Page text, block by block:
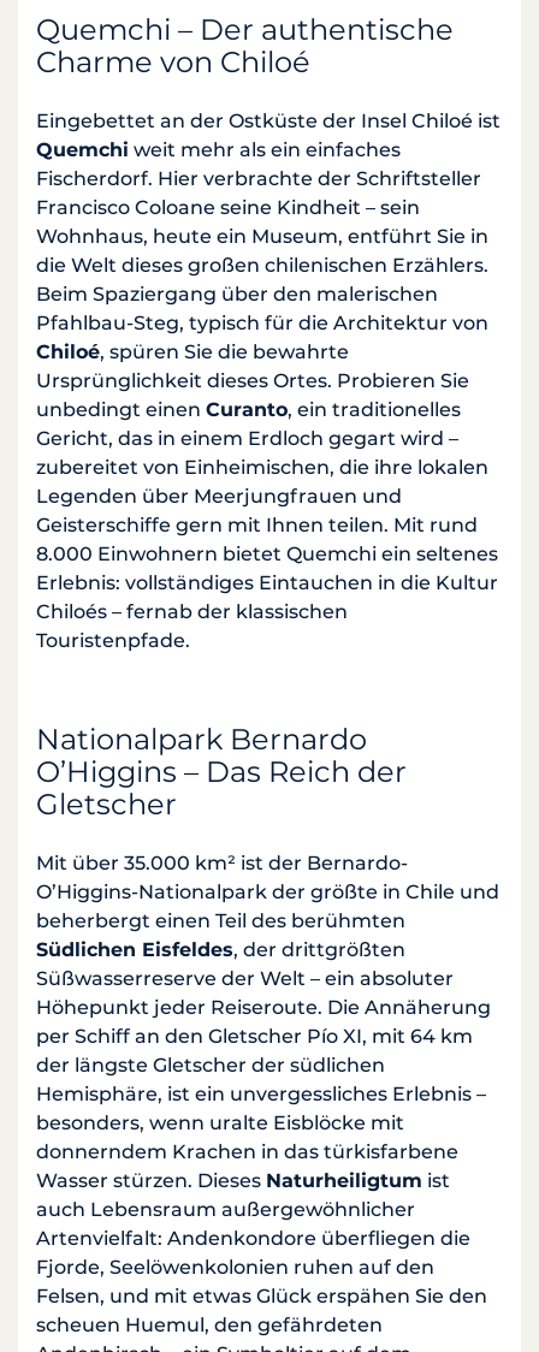
Quemchi – Der authentische
Charme von Chiloé
Eingebettet an der Ostküste der Insel Chiloé ist
Quemchi weit mehr als ein einfaches
Fischerdorf. Hier verbrachte der Schriftsteller
Francisco Coloane seine Kindheit – sein
Wohnhaus, heute ein Museum, entführt Sie in
die Welt dieses großen chilenischen Erzählers.
Beim Spaziergang über den malerischen
Pfahlbau-Steg, typisch für die Architektur von
Chiloé, spüren Sie die bewahrte
Ursprünglichkeit dieses Ortes. Probieren Sie
unbedingt einen Curanto, ein traditionelles
Gericht, das in einem Erdloch gegart wird –
zubereitet von Einheimischen, die ihre lokalen
Legenden über Meerjungfrauen und
Geisterschiffe gern mit Ihnen teilen. Mit rund
8.000 Einwohnern bietet Quemchi ein seltenes
Erlebnis: vollständiges Eintauchen in die Kultur
Chiloés – fernab der klassischen
Touristenpfade.
Nationalpark Bernardo
O’Higgins – Das Reich der
Gletscher
Mit über 35.000 km² ist der Bernardo-
O’Higgins-Nationalpark der größte in Chile und
beherbergt einen Teil des berühmten
Südlichen Eisfeldes, der drittgrößten
Süßwasserreserve der Welt – ein absoluter
Höhepunkt jeder Reiseroute. Die Annäherung
per Schiff an den Gletscher Pío XI, mit 64 km
der längste Gletscher der südlichen
Hemisphäre, ist ein unvergessliches Erlebnis –
besonders, wenn uralte Eisblöcke mit
donnerndem Krachen in das türkisfarbene
Wasser stürzen. Dieses Naturheiligtum ist
auch Lebensraum außergewöhnlicher
Artenvielfalt: Andenkondore überfliegen die
Fjorde, Seelöwenkolonien ruhen auf den
Felsen, und mit etwas Glück erspähen Sie den
scheuen Huemul, den gefährdeten